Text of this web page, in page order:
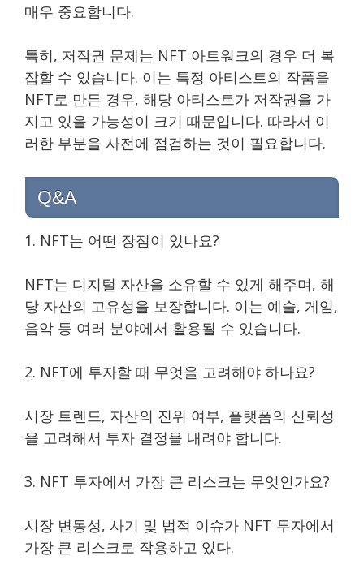
매우 중요합니다.
특히, 저작권 문제는 NFT 아트워크의 경우 더 복
잡할 수 있습니다. 이는 특정 아티스트의 작품을
NFT로 만든 경우, 해당 아티스트가 저작권을 가
지고 있을 가능성이 크기 때문입니다. 따라서 이
러한 부분을 사전에 점검하는 것이 필요합니다.
Q&A
1. NFT는 어떤 장점이 있나요?
NFT는 디지털 자산을 소유할 수 있게 해주며, 해
당 자산의 고유성을 보장합니다. 이는 예술, 게임,
음악 등 여러 분야에서 활용될 수 있습니다.
2. NFT에 투자할 때 무엇을 고려해야 하나요?
시장 트렌드, 자산의 진위 여부, 플랫폼의 신뢰성
을 고려해서 투자 결정을 내려야 합니다.
3. NFT 투자에서 가장 큰 리스크는 무엇인가요?
시장 변동성, 사기 및 법적 이슈가 NFT 투자에서
가장 큰 리스크로 작용하고 있다.